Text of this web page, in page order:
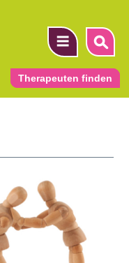
Therapeuten finden
▼